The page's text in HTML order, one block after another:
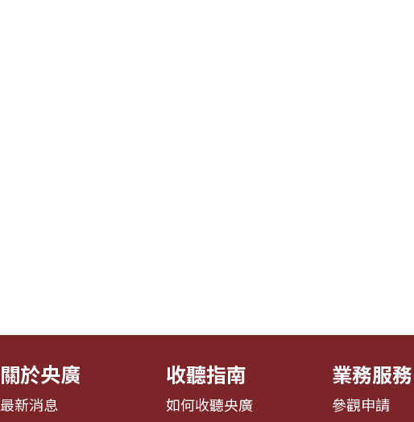
關於央廣
最新消息
收聽指南
如何收聽央廣
業務服務
參觀申請